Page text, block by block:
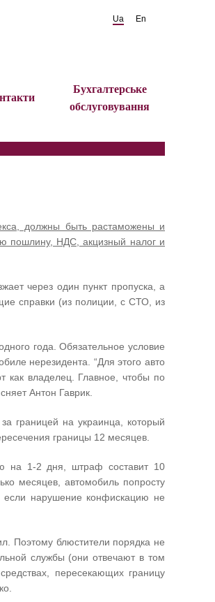
Ua En
Бухгалтерське
обслуговування
должны быть растаможены и
пошлину, НДС, акцизный налог и
через один пункт пропуска, а
справки (из полиции, с СТО, из
года. Обязательное условие
нерезидента. “Для этого авто
как владелец. Главное, чтобы по
Антон Гаврик.
границей на украинца, который
границы 12 месяцев.
на 1-2 дня, штраф составит 10
месяцев, автомобиль попросту
если нарушение конфискацию не
Поэтому блюстители порядка не
службы (они отвечают в том
пересекающих границу